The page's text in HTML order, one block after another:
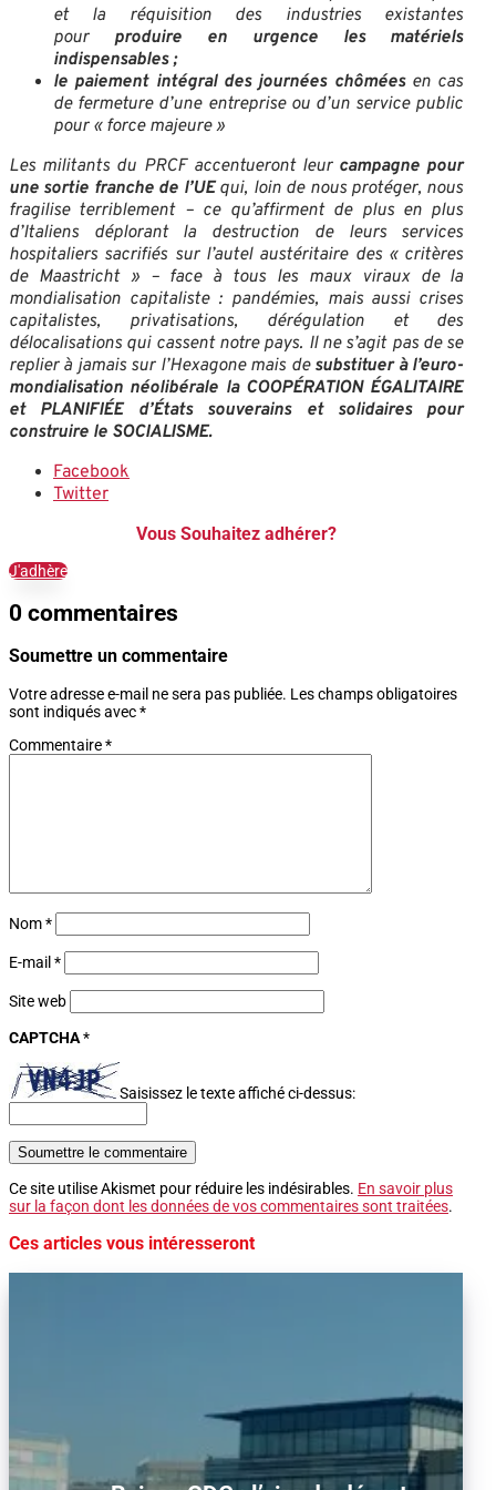
et la réquisition des industries existantes
pour produire en urgence les matériels
indispensables ;
le paiement intégral des journées chôméesen cas
de fermeture d’une entreprise ou d’un service public
pour « force majeure »
Les militants du PRCF accentueront leur campagne pour
une sortie franche de l’UEqui, loin de nous protéger, nous
fragilise terriblement – ce qu’affirment de plus en plus
d’Italiens déplorant la destruction de leurs services
hospitaliers sacrifiés sur l’autel austéritaire des « critères
de Maastricht » – face à tous les maux viraux de la
mondialisation capitaliste : pandémies, mais aussi crises
capitalistes, privatisations, dérégulation et des
délocalisations qui cassent notre pays. Il ne s’agit pas de se
replier à jamais sur l’Hexagone mais de substituer à l’euro-
mondialisation néolibérale la COOPÉRATION ÉGALITAIRE
et PLANIFIÉE d’États souverains et solidaires pour
construire le SOCIALISME.
Facebook
Twitter
Vous Souhaitez adhérer?
J'adhère
0 commentaires
Soumettre un commentaire
Votre adresse e-mail ne sera pas publiée. Les champs obligatoires
sont indiqués avec*
Commentaire*
Nom*
E-mail *
Site web
CAPTCHA*
Saisissez le texte affiché ci-dessus:
Soumettre le commentaire
Ce site utilise Akismet pour réduire les indésirables. En savoir plus
sur la façon dont les données de vos commentaires sont traitées.
Ces articles vous intéresseront
Alors que le trafic aérien a retrouvé son